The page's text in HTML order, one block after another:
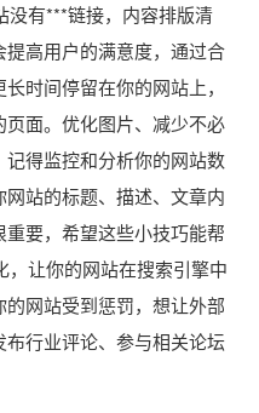
没有***链接，内容排版清
高用户的满意度，通过合
时间停留在你的网站上，
面。优化图片、减少不必
得监控和分析你的网站数
站的标题、描述、文章内
要，希望这些小技巧能帮
让你的网站在搜索引擎中
网站受到惩罚，想让外部
行业评论、参与相关论坛